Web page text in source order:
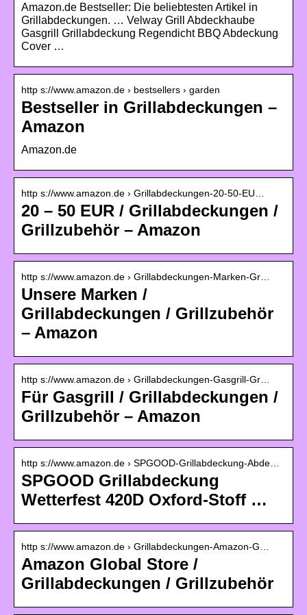
Amazon.de Bestseller: Die beliebtesten Artikel in
Grillabdeckungen. … Velway Grill Abdeckhaube
Gasgrill Grillabdeckung Regendicht BBQ Abdeckung
Cover …
http s://www.amazon.de › bestsellers › garden
Bestseller in Grillabdeckungen –
Amazon
Amazon.de
http s://www.amazon.de › Grillabdeckungen-20-50-EU…
20 – 50 EUR / Grillabdeckungen /
Grillzubehör – Amazon
http s://www.amazon.de › Grillabdeckungen-Marken-Gr…
Unsere Marken /
Grillabdeckungen / Grillzubehör
– Amazon
http s://www.amazon.de › Grillabdeckungen-Gasgrill-Gr…
Für Gasgrill / Grillabdeckungen /
Grillzubehör – Amazon
http s://www.amazon.de › SPGOOD-Grillabdeckung-Abde…
SPGOOD Grillabdeckung
Wetterfest 420D Oxford-Stoff …
http s://www.amazon.de › Grillabdeckungen-Amazon-G…
Amazon Global Store /
Grillabdeckungen / Grillzubehör